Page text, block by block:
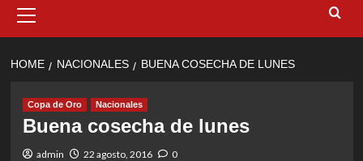
Menu
HOME NACIONALES BUENA COSECHA DE LUNES
Copa de Oro Nacionales
Buena cosecha de lunes
admin 22 agosto, 2016 0